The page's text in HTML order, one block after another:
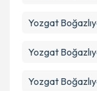
Yozgat
Yozgat
Yozgat